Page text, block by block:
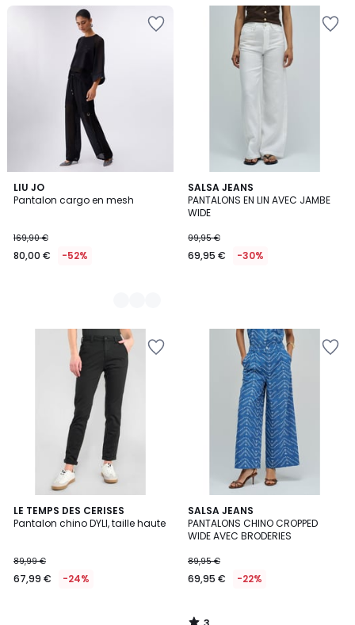
LIU JO
Pantalon cargo en mesh
169,90 €
80,00 € -52%
2
Couleurs
SALSA JEANS
PANTALONS EN LIN AVEC JAMBE
WIDE
99,95 €
69,95 € -30%
LE TEMPS DES CERISES
Pantalon chino DYLI, taille haute
89,99 €
67,99 € -24%
SALSA JEANS
PANTALONS CHINO CROPPED
WIDE AVEC BRODERIES
89,95 €
69,95 € -22%
3
/
5